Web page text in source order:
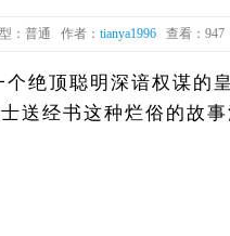
：普通 作者： tianya1996 查看：947
绝顶聪明深谙权谋的
送经书这种烂俗的故